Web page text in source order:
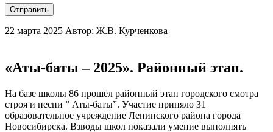
Отправить
22 марта 2025 Автор: Ж.В. Курченкова
«Аты-баты – 2025». Районный этап.
На базе школы 86 прошёл районный этап городского смотра
строя и песни ” Аты-баты”. Участие приняло 31
образовательное учреждение Ленинского района города
Новосибирска. Взводы школ показали умение выполнять